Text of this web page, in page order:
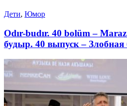
Дети, Юмор
Odır-budır. 40 bolüm –
будыр. 40 выпуск – Злобная